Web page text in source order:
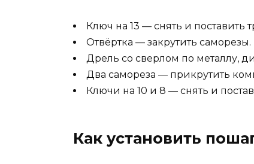
Ключ на 13 — снять и поставить
Отвёртка — закрутить саморезы.
Дрель со сверлом по металлу,
Два самореза — прикрутить
Ключи на 10 и 8 — снять и
Как установить